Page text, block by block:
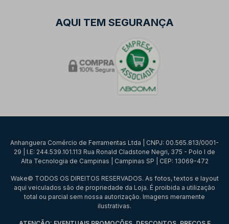
AQUI TEM SEGURANÇA
Anhanguera Comércio de Ferramentas Ltda | CNPJ: 00.565.813/0001-
29 | I.E: 244.539.101.113 Rua Ronald Cladstone Negri, 375 - Polo I de
Alta Tecnologia de Campinas | Campinas SP | CEP: 13069-472
Wake© TODOS OS DIREITOS RESERVADOS. As fotos, textos e layout
aqui veiculados são de propriedade da Loja. É proibida a utilização
total ou parcial sem nossa autorização. Imagens meramente
ilustrativas.